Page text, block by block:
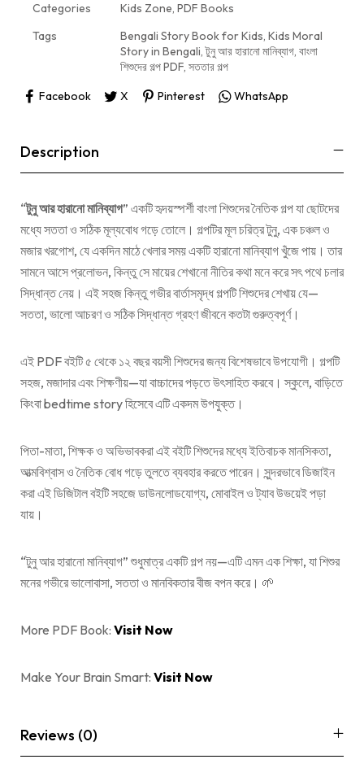
Categories Kids Zone, PDF Books
Tags
Bengali Story Book for Kids, Kids Moral
Story in Bengali, টুনু আর হারানো মানিব্যাগ, বাংলা
শিশুদের গল্প PDF, সততার গল্প
Facebook
X Pinterest WhatsApp
Description
“টুনু আর হারানো মানিব্যাগ” একটি হৃদয়স্পর্শী বাংলা শিশুদের নৈতিক গল্প যা ছোটদের
মধ্যে সততা ও সঠিক মূল্যবোধ গড়ে তোলে। গল্পটির মূল চরিত্র টুনু, এক চঞ্চল ও
মজার খরগোশ, যে একদিন মাঠে খেলার সময় একটি হারানো মানিব্যাগ খুঁজে পায়। তার
সামনে আসে প্রলোভন, কিন্তু সে মায়ের শেখানো নীতির কথা মনে করে সৎ পথে চলার
সিদ্ধান্ত নেয়। এই সহজ কিন্তু গভীর বার্তাসমৃদ্ধ গল্পটি শিশুদের শেখায় যে—
সততা, ভালো আচরণ ও সঠিক সিদ্ধান্ত গ্রহণ জীবনে কতটা গুরুত্বপূর্ণ।
এই PDF বইটি ৫ থেকে ১২ বছর বয়সী শিশুদের জন্য বিশেষভাবে উপযোগী। গল্পটি
সহজ, মজাদার এবং শিক্ষণীয়—যা বাচ্চাদের পড়তে উৎসাহিত করবে। স্কুলে, বাড়িতে
কিংবা bedtime story হিসেবে এটি একদম উপযুক্ত।
পিতা-মাতা, শিক্ষক ও অভিভাবকরা এই বইটি শিশুদের মধ্যে ইতিবাচক মানসিকতা,
আত্মবিশ্বাস ও নৈতিক বোধ গড়ে তুলতে ব্যবহার করতে পারেন। সুন্দরভাবে ডিজাইন
করা এই ডিজিটাল বইটি সহজে ডাউনলোডযোগ্য, মোবাইল ও ট্যাব উভয়েই পড়া
যায়।
“টুনু আর হারানো মানিব্যাগ” শুধুমাত্র একটি গল্প নয়—এটি এমন এক শিক্ষা, যা শিশুর
মনের গভীরে ভালোবাসা, সততা ও মানবিকতার বীজ বপন করে। 🌱
More PDF Book: Visit Now
Make Your Brain Smart: Visit Now
Reviews (0)